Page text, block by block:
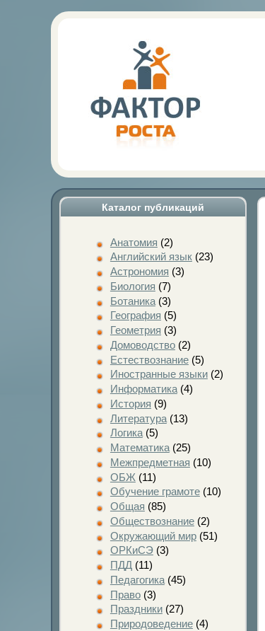
Каталог публикаций
Анатомия (2)
Английский язык(23)
Астрономия (3)
Биология (7)
Ботаника(3)
География (5)
Геометрия (3)
Домоводство(2)
Естествознание(5)
Иностранные языки(2)
Информатика(4)
История (9)
Литература(13)
Логика(5)
Математика(25)
Межпредметная (10)
ОБЖ (11)
Обучение грамоте(10)
Общая (85)
Обществознание(2)
Окружающий мир(51)
ОРКиСЭ(3)
ПДД (11)
Педагогика(45)
Право(3)
Праздники(27)
Природоведение(4)